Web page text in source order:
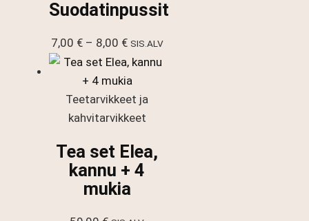
Suodatinpussit
7,00 € – 8,00 €Hintaluokka:
7,00 €
-
8,00 €
SIS.ALV
Teetarvikkeet ja
kahvitarvikkeet
Tea set Elea,
kannu + 4
mukia